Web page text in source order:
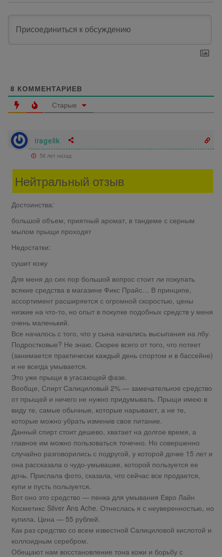
8 КОММЕНТАРИЕВ
Старые
iragelik
56 лет назад
Нейтральный отзыв
Достоинства:
большой объем, приятный аромат, в тандеме с серным
мылом прыщи проходят
Недостатки:
сушит кожу
Для меня до сих пор большой вопрос стоит ли покупать
всякие средства в магазине Фикс Прайс… В принципе,
ассортимент расширяется с огромной скоростью, цены
низкие на что-то, но опыт в покупке подобных средств у меня
очень маленький.
Все началось с того, что у сына начались высыпания на лбу.
Подростковые? Не знаю. Скорее всего от того, что потеет
(занимается практически каждый день спортом и в бассейне)
и не всегда умывается.
Это уже прыщи в угасающей фазе.
Вообще, Спирт Салициловый 2% — замечательное средство
от прыщей и ничего не нужно придумывать. Прыщи имею в
виду те, самые обычные, которые нарывают, а не те,
которые можно убрать изменив свое питание.
Данный спирт стоит дешево, хватает на долгое время, а
главное им можно пользоваться точечно. Но совершенно
случайно разговорились с подругой, у которой дочке 15 лет и
она рассказала о чудо-умывашке, которой пользуется ее
дочь. Прислала фото, сказала, что сейчас все продается,
купи и пусть пользуется.
Вот оно это средство — пенка для умывания Евро Лайн
Косметикс Silver Ans Ache. Отнеслась я с неуверенностью, но
купила. Цена — 55 рублей.
Как раз средство со всем известной Салициловой кислотой и
коллоидным серебром.
Обещают нам восстановление тона кожи и борьбу с